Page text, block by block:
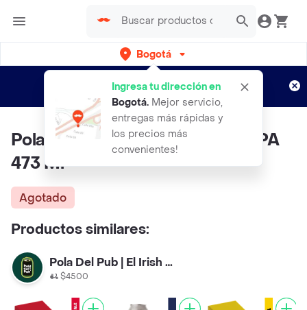
Bogotá
Ingresa tu dirección en
Bogotá. Mejor servicio,
entregas más rápidas y
los precios más
convenientes!
envíos gratis por semanas
Aplican TyC
Pola del Pub 4-pack cerveza APA
473 Ml
Agotado
Productos similares:
Pola Del Pub | El Irish Pub
$4500